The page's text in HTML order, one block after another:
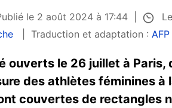
le 2 août 2024 à 17:44
Traduction et adaptation :
ouverts le 26 juillet à Paris,
des athlètes féminines à
couvertes de rectangles